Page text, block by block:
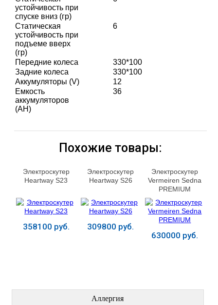
устойчивость при
спуске вниз (гр)
Статическая
устойчивость при
подъеме вверх
(гр)
6
Передние колеса
330*100
Задние колеса
330*100
Аккумуляторы (V)
12
Емкость
аккумуляторов
(AH)
36
Похожие товары:
Электроскутер
Heartway S23
358100 руб.
Электроскутер
Heartway S26
309800 руб.
Электроскутер
Vermeiren Sedna
PREMIUM
630000 руб.
Аллергия